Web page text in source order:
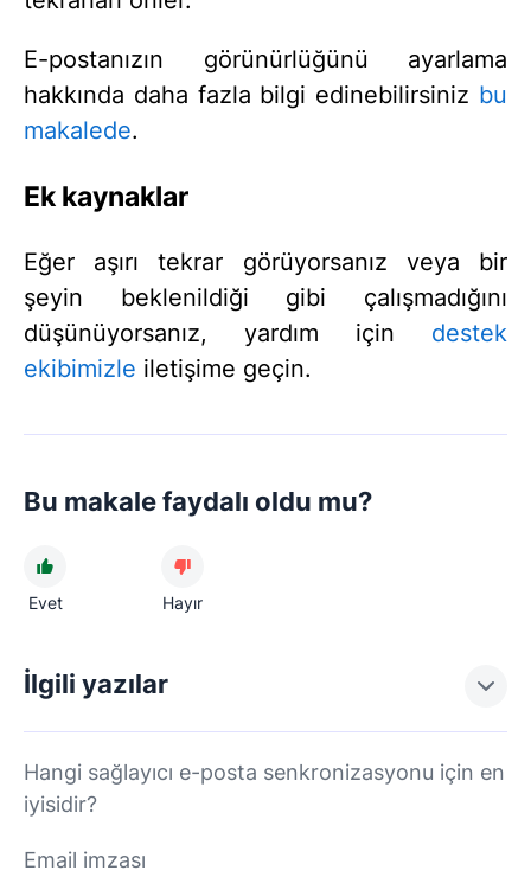
E-postanızın görünürlüğünü ayarlama
hakkında daha fazla bilgi edinebilirsiniz bu
makalede.
Ek kaynaklar
Eğer aşırı tekrar görüyorsanız veya bir
şeyin beklenildiği gibi çalışmadığını
düşünüyorsanız, yardım için destek
ekibimizle iletişime geçin.
Bu makale faydalı oldu mu?
Evet Hayır
İlgili yazılar
Hangi sağlayıcı e-posta senkronizasyonu için en
iyisidir?
Email imzası